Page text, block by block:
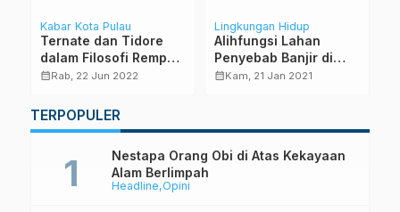
Kabar Kota Pulau
Ternate dan Tidore
dalam Filosofi Rempah
calendar_monthRab, 22 Jun 2022
Lingkungan Hidup
Alihfungsi Lahan
Penyebab Banjir di
Halmahera Utara?
calendar_monthKam, 21 Jan 2021
TERPOPULER
Headline Opini
Nestapa Orang Obi di Atas Kekayaan
Alam Berlimpah